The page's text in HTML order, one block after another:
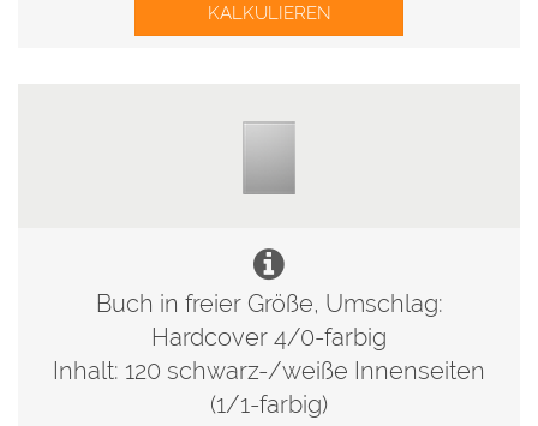
KALKULIEREN
Buch in freier Größe, Umschlag:
Hardcover 4/0-farbig
Inhalt: 120 schwarz-/weiße Innenseiten
(1/1-farbig)